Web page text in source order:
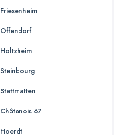
Friesenheim
Offendorf
Holtzheim
Steinbourg
Stattmatten
Châtenois 67
Hoerdt